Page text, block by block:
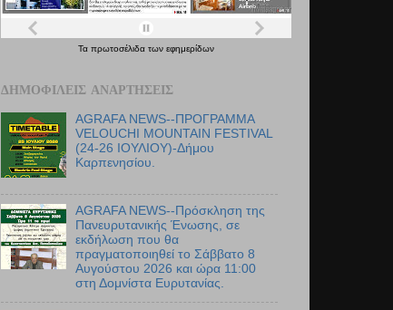
Τα πρωτοσέλιδα των εφημερίδων
ΔΗΜΟΦΙΛΕΊΣ ΑΝΑΡΤΉΣΕΙΣ
AGRAFA NEWS--ΠΡΟΓΡΑΜΜΑ
VELOUCHI MOUNTAIN FESTIVAL
(24-26 ΙΟΥΛΙΟΥ)-Δήμου
Καρπενησίου.
AGRAFA NEWS--Πρόσκληση της
Πανευρυτανικής Ένωσης, σε
εκδήλωση που θα
πραγματοποιηθεί το Σάββατο 8
Αυγούστου 2026 και ώρα 11:00
στη Δομνίστα Ευρυτανίας.